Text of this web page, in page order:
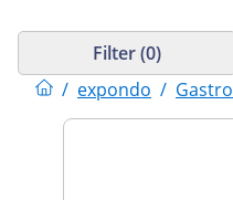
/ expondo /
Filter (0)